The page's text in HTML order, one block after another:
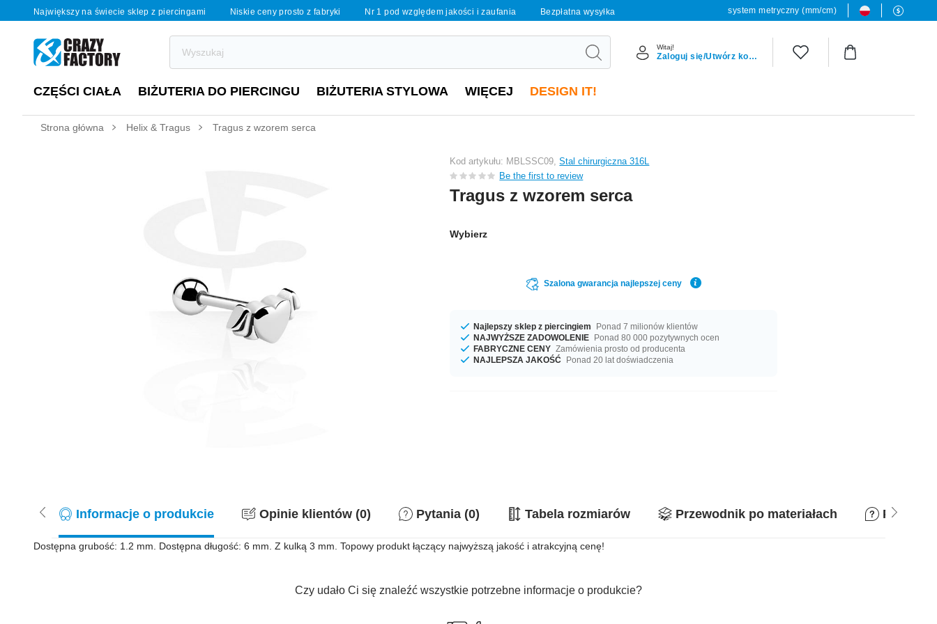
Największy na świecie sklep z piercingami Niskie ceny prosto z fabryki Nr 1 pod względem jakości i zaufania Bezpłatna wysyłka system metryczny (mm/cm)
Witaj!
Zaloguj się/Utwórz konto
CZĘŚCI CIAŁA BIŻUTERIA DO PIERCINGU BIŻUTERIA STYLOWA WIĘCEJ DESIGN IT!
Strona główna Helix & Tragus Tragus z wzorem serca
Kod artykułu: MBLSSC09,Stal chirurgiczna 316L
Be the first to review
Tragus z wzorem serca
Wybierz
Szalona gwarancja najlepszej ceny
Najlepszy sklep z piercingiem
Ponad 7 milionów klientów
NAJWYŻSZE ZADOWOLENIE Ponad 80 000 pozytywnych ocen
FABRYCZNE CENY Zamówienia prosto od producenta
NAJLEPSZA JAKOŚĆ Ponad 20 lat doświadczenia
Informacje o produkcie Opinie klientów (0) Pytania (0) Tabela rozmiarów Przewodnik po materiałach Pytania
Dostępna grubość: 1.2 mm. Dostępna długość: 6 mm. Z kulką 3 mm. Topowy produkt łączący najwyższą jakość i atrakcyjną cenę!
Czy udało Ci się znaleźć wszystkie potrzebne informacje o produkcie?